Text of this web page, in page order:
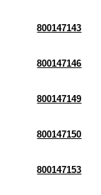
800147143
800147146
800147149
800147150
800147153